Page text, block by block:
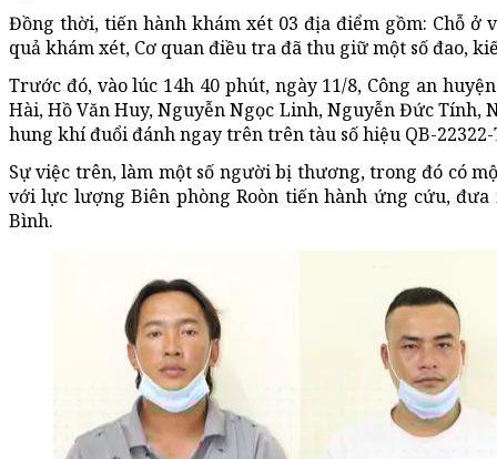
Đồng thời, tiến hành khám xét 03 địa điểm gồm: Chỗ ở
quả khám xét, Cơ quan điều tra đã thu giữ một số đao,
Trước đó, vào lúc 14h 40 phút, ngày 11/8, Công an
Hài, Hồ Văn Huy, Nguyễn Ngọc Linh, Nguyễn Đức
hung khí đuổi đánh ngay trên trên tàu số hiệu QB-
Sự việc trên, làm một số người bị thương, trong đó có
với lực lượng Biên phòng Roòn tiến hành ứng cứu,
Bình.